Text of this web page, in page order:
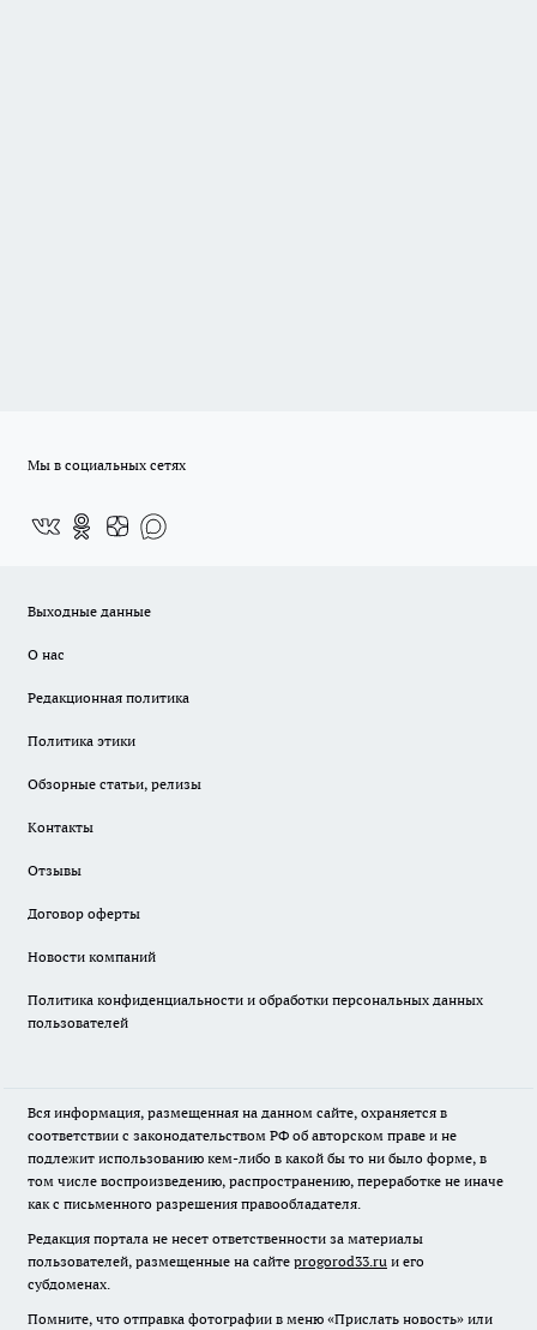
Мы в социальных сетях
Выходные данные
О нас
Редакционная политика
Политика этики
Обзорные статьи, релизы
Контакты
Отзывы
Договор оферты
Новости компаний
Политика конфиденциальности и обработки персональных данных
пользователей
Вся информация, размещенная на данном сайте, охраняется в
соответствии с законодательством РФ об авторском праве и не
подлежит использованию кем-либо в какой бы то ни было форме, в
том числе воспроизведению, распространению, переработке не иначе
как с письменного разрешения правообладателя.
Редакция портала не несет ответственности за материалы
пользователей, размещенные на сайте progorod33.ru и его
субдоменах.
Помните, что отправка фотографии в меню «Прислать новость» или